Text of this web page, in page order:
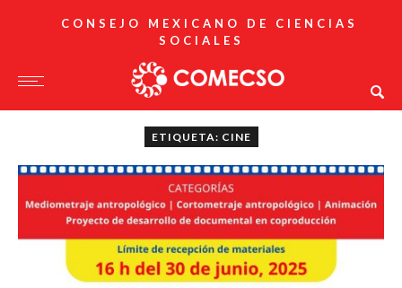
CONSEJO MEXICANO DE CIENCIAS
SOCIALES
ETIQUETA: CINE